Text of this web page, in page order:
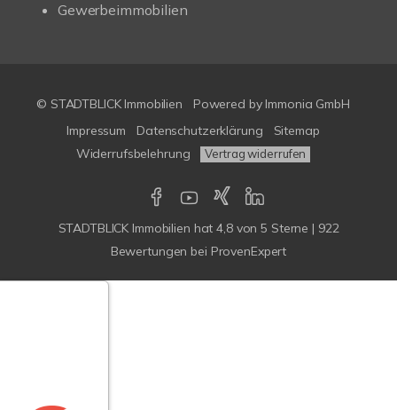
Gewerbeimmobilien
© STADTBLICK Immobilien Powered by Immonia GmbH
Impressum
Datenschutzerklärung
Sitemap
Widerrufsbelehrung
Vertrag widerrufen
STADTBLICK Immobilien hat4,8von5 Sterne | 922
Bewertungen bei ProvenExpert